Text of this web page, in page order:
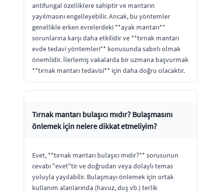
antifungal özelliklere sahiptir ve mantarın
yayılmasını engelleyebilir. Ancak, bu yöntemler
genellikle erken evrelerdeki **ayak mantarı**
sorunlarına karşı daha etkilidir ve **tırnak mantarı
evde tedavi yöntemleri** konusunda sabırlı olmak
önemlidir. İlerlemiş vakalarda bir uzmana başvurmak
**tırnak mantarı tedavisi** için daha doğru olacaktır.
Tırnak mantarı bulaşıcı mıdır? Bulaşmasını
önlemek için nelere dikkat etmeliyim?
Evet, **tırnak mantarı bulaşıcı mıdır?** sorusunun
cevabı "evet"tir ve doğrudan veya dolaylı temas
yoluyla yayılabilir. Bulaşmayı önlemek için ortak
kullanım alanlarında (havuz, duş vb.) terlik